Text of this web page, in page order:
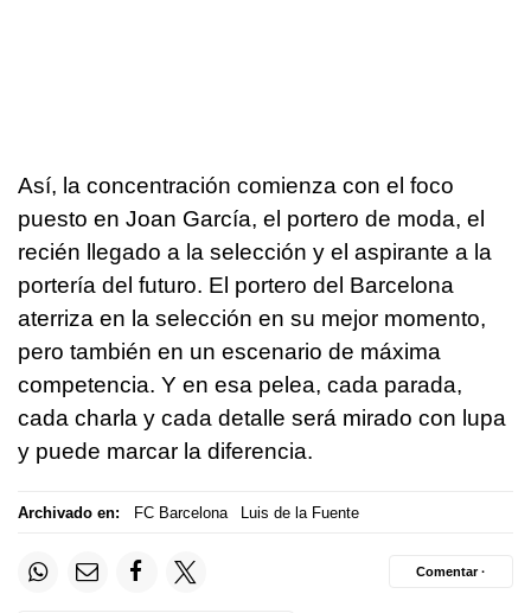
Así, la concentración comienza con el foco
puesto en Joan García, el portero de moda, el
recién llegado a la selección y el aspirante a la
portería del futuro. El portero del Barcelona
aterriza en la selección en su mejor momento,
pero también en un escenario de máxima
competencia. Y en esa pelea, cada parada,
cada charla y cada detalle será mirado con lupa
y puede marcar la diferencia.
Archivado en: FC Barcelona Luis de la Fuente
Comentar ·